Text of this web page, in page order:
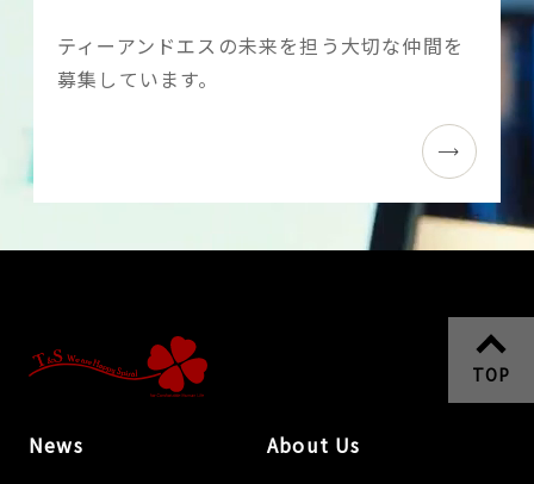
ティーアンドエスの未来を担う大切な仲間を
募集しています。
News About Us
TOP